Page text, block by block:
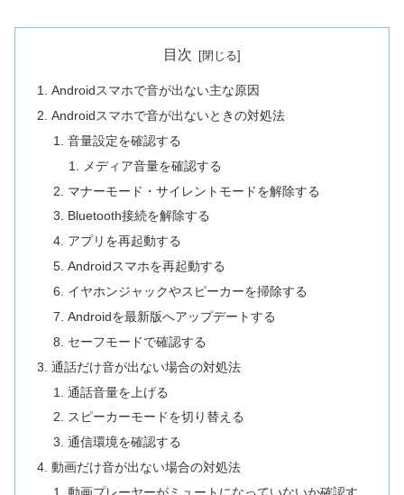
目次
Androidスマホで音が出ない主な原因
Androidスマホで音が出ないときの対処法
音量設定を確認する
メディア音量を確認する
マナーモード・サイレントモードを解除する
Bluetooth接続を解除する
アプリを再起動する
Androidスマホを再起動する
イヤホンジャックやスピーカーを掃除する
Androidを最新版へアップデートする
セーフモードで確認する
通話だけ音が出ない場合の対処法
通話音量を上げる
スピーカーモードを切り替える
通信環境を確認する
動画だけ音が出ない場合の対処法